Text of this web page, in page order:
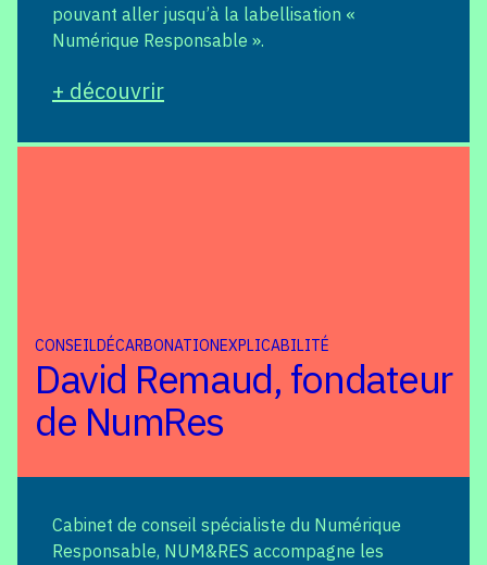
pouvant aller jusqu’à la labellisation «
Numérique Responsable ».
+ découvrir
CONSEILDÉCARBONATIONEXPLICABILITÉ
David Remaud, fondateur
de NumRes
Cabinet de conseil spécialiste du Numérique
Responsable, NUM&RES accompagne les